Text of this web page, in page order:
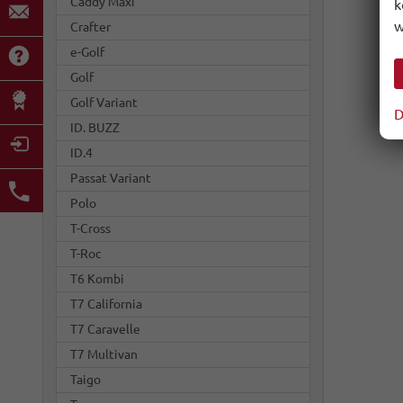
Crafter
e-Golf
Golf
Golf Variant
ID. BUZZ
ID.4
Passat Variant
Polo
T-Cross
T-Roc
T6 Kombi
T7 California
T7 Caravelle
T7 Multivan
Taigo